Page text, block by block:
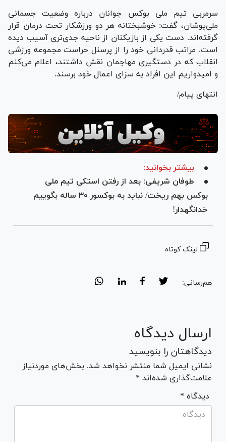
سرمربی تیم ملی بوکس جوانان درباره وضعیت جسمانی
ملی‌پوشان، گفت: خوشبختانه هر دو ورزشکار تحت درمان قرار
گرفته‌اند. دست یکی از بازیکنان از ناحیه جدی‌تری آسیب دیده
است. مراتب قدردانی خود را از پرسنل حراست مجموعه ورزشی
انقلاب که در دستگیری مهاجمان نقش داشتند، اعلام می‌کنم
و امیدواریم این افراد به سزای اعمال خود برسند.
انتهای پیام/
بیشتر بخوانید:
طوفان شریفی: بعد از رفتن استکی تیم ملی
بوکس بهم ریخت/ نباید به بوکسور ۳۰ ساله بگوییم
خدانگهدار!
لینک کوتاه
هم‌رسانی:
ارسال دیدگاه
دیدگاهتان را بنویسید
نشانی ایمیل شما منتشر نخواهد شد. بخش‌های موردنیاز
علامت‌گذاری شده‌اند *
* دیدگاه